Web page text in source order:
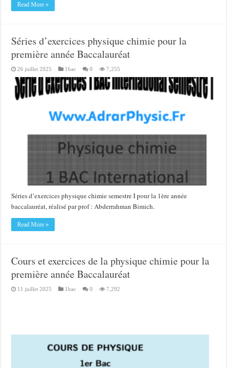
Read More »
Séries d’exercices physique chimie pour la
première année Baccalauréat
26 juillet 2025 1bac 0 7,255
Séries d’exercices physique chimie semestre I pour la 1ère année
baccalauréat, réalisé par prof : Abderrahman Bimich.
Read More »
Cours et exercices de la physique chimie pour la
première année Baccalauréat
11 juillet 2025 1bac 0 7,292